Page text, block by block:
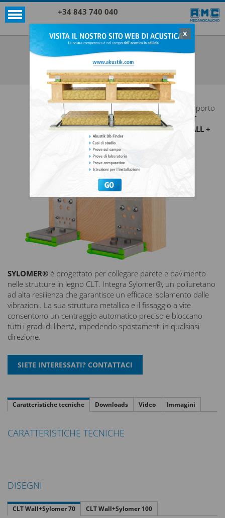
+34 843 740 040
X
SUPPORTI AKUSTIK+SYLOMER®
CLT WALL + SYLOMER
VEDI TUTTO SUPPORTI AKUSTIK+SYLOMER®
supporto
CLT
WALL +
SYLOMER® è progettato per collegare parete e pavimento
nelle strutture in legno CLT. Integra Sylomer®, un poliuretano
ad alta resilienza che garantisce un efficace isolamento dalle
vibrazioni. La sua struttura metallica e il fissaggio a vite
consentono un centraggio automatico preciso e bloccano
tutti i gradi di libertà, impedendo spostamenti in qualsiasi
direzione.
Caratteristiche tecniche Downloads Video Immagini
CARATTERISTICHE TECNICHE
DISEGNI
CLT Wall+Sylomer 70 CLT Wall+Sylomer 100